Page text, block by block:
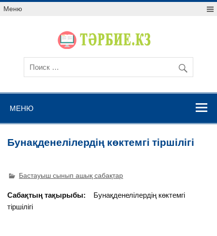
Меню
МЕНЮ
Бунақденелілердің көктемгі тіршілігі
Бастауыш сынып ашық сабақтар
Сабақтың тақырыбы: Бунақденелілердің көктемгі
тіршілігі